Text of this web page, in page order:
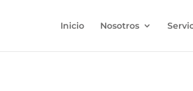
Inicio Nosotros